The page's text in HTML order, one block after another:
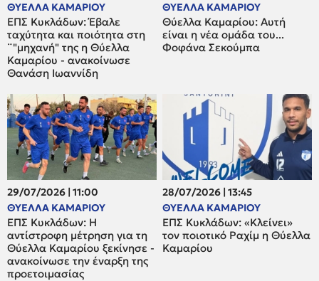
ΘΥΕΛΛΑ ΚΑΜΑΡΙΟΥ
ΕΠΣ Κυκλάδων: Έβαλε
ταχύτητα και ποιότητα στη
¨"μηχανή" της η Θύελλα
Καμαρίου - ανακοίνωσε
Θανάση Ιωαννίδη
ΘΥΕΛΛΑ ΚΑΜΑΡΙΟΥ
Θύελλα Καμαρίου: Αυτή
είναι η νέα ομάδα του...
Φοφάνα Σεκούμπα
29/07/2026 | 11:00
ΘΥΕΛΛΑ ΚΑΜΑΡΙΟΥ
ΕΠΣ Κυκλάδων: Η
αντίστροφη μέτρηση για τη
Θύελλα Καμαρίου ξεκίνησε -
ανακοίνωσε την έναρξη της
προετοιμασίας
28/07/2026 | 13:45
ΘΥΕΛΛΑ ΚΑΜΑΡΙΟΥ
ΕΠΣ Κυκλάδων: «Κλείνει»
τον ποιοτικό Ραχίμ η Θύελλα
Καμαρίου